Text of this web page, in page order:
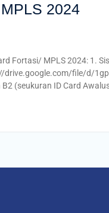
2024
Fortasi/ MPLS 2024: 1.
file/d/
(seukuran ID Card